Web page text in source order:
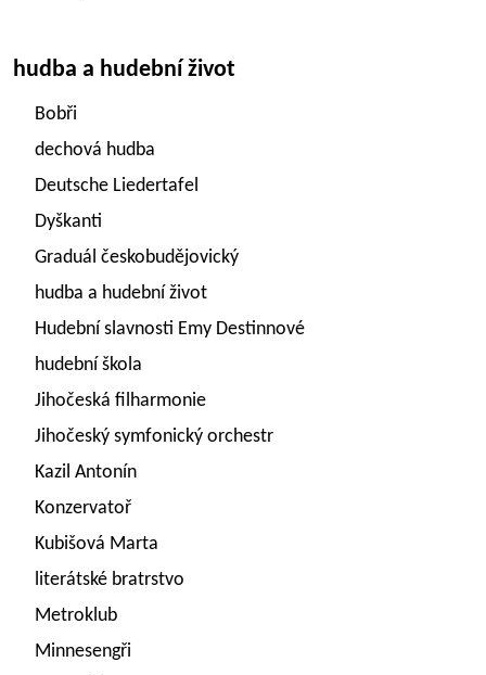
hudba a hudební život
Bobři
dechová hudba
Deutsche Liedertafel
Dyškanti
Graduál českobudějovický
hudba a hudební život
Hudební slavnosti Emy Destinnové
hudební škola
Jihočeská filharmonie
Jihočeský symfonický orchestr
Kazil Antonín
Konzervatoř
Kubišová Marta
literátské bratrstvo
Metroklub
Minnesengři